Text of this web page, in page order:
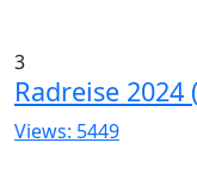
3
Radreise 2024
Views: 5449